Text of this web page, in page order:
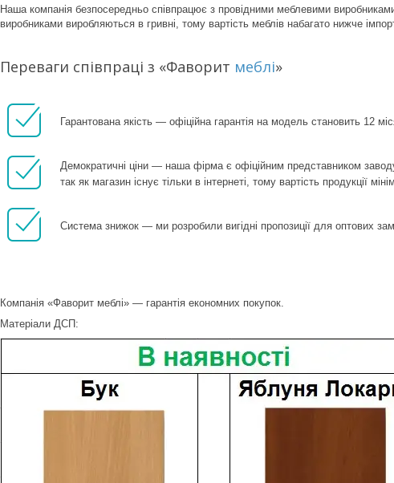
Наша компанія безпосередньо співпрацює з провідними меблевими
виробниками виробляються в гривні, тому вартість меблів набагато нижче
Переваги співпраці з «Фаворит меблі»
Гарантована якість — офіційна гарантія на модель становить 12
Демократичні ціни — наша фірма є офіційним представником
так як магазин існує тільки в інтернеті, тому вартість продукції
Система знижок — ми розробили вигідні пропозиції для оптових
Компанія «Фаворит меблі» — гарантія економних покупок.
Матеріали ДСП: